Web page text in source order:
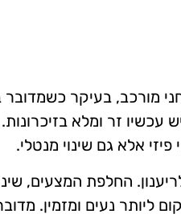
מורכב, בעיקר
עכשיו זר ומלא
אלא גם שינוי מנטלי.
החלפת המצעים,
ליותר נעים ומזמין.